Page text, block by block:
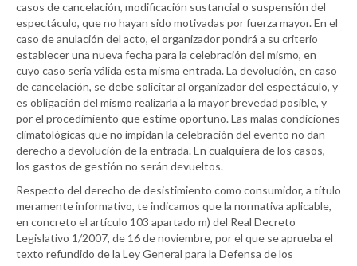
casos de cancelación, modificación sustancial o suspensión del
espectáculo, que no hayan sido motivadas por fuerza mayor. En el
caso de anulación del acto, el organizador pondrá a su criterio
establecer una nueva fecha para la celebración del mismo, en
cuyo caso sería válida esta misma entrada. La devolución, en caso
de cancelación, se debe solicitar al organizador del espectáculo, y
es obligación del mismo realizarla a la mayor brevedad posible, y
por el procedimiento que estime oportuno. Las malas condiciones
climatológicas que no impidan la celebración del evento no dan
derecho a devolución de la entrada. En cualquiera de los casos,
los gastos de gestión no serán devueltos.
Respecto del derecho de desistimiento como consumidor, a título
meramente informativo, te indicamos que la normativa aplicable,
en concreto el artículo 103 apartado m) del Real Decreto
Legislativo 1/2007, de 16 de noviembre, por el que se aprueba el
texto refundido de la Ley General para la Defensa de los